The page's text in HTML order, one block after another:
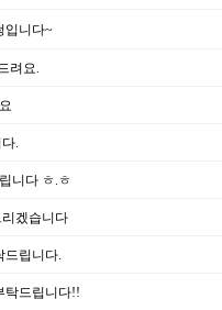
입니다~
려요.
.
니다 ㅎ.ㅎ
겠습니다
드립니다.
탁드립니다!!